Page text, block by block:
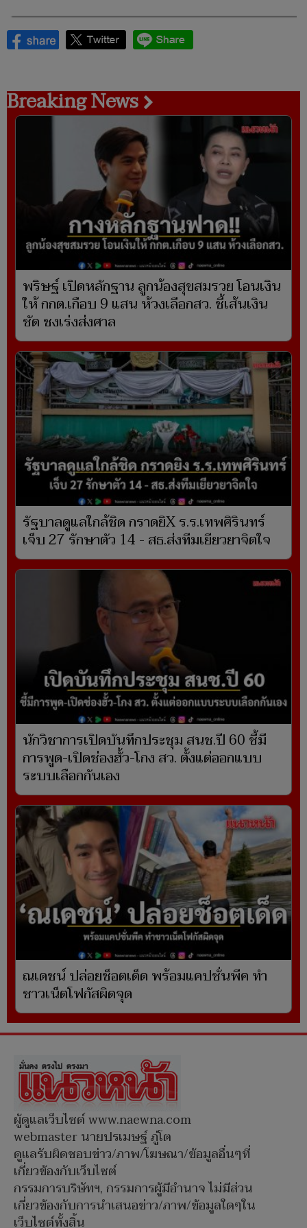
Breaking News
พริษฐ์ เปิดหลักฐาน ลูกน้องสุขสมรวย โอนเงิน
ให้ กกต.เกือบ 9 แสน ห้วงเลือกสว. ชี้เส้นเงิน
ชัด ชงเร่งส่งศาล
รัฐบาลดูแลใกล้ชิด กราดยิX ร.ร.เทพศิรินทร์
เจ็บ 27 รักษาตัว 14 - สธ.ส่งทีมเยียวยาจิตใจ
นักวิชาการเปิดบันทึกประชุม สนช.ปี 60 ชี้มี
การพูด-เปิดช่องฮั้ว-โกง สว. ตั้งแต่ออกแบบ
ระบบเลือกกันเอง
ณเดชน์ ปล่อยช็อตเด็ด พร้อมแคปชั่นพีค ทำ
ชาวเน็ตโฟกัสผิดจุด
ผู้ดูแลเว็บไซต์ www.naewna.com
webmaster นายปรเมษฐ์ ภู่โต
ดูแลรับผิดชอบข่าว/ภาพ/โฆษณา/ข้อมูลอื่นๆที่
เกี่ยวข้องกับเว็บไซต์
กรรมการบริษัทฯ, กรรมการผู้มีอำนาจ ไม่มีส่วน
เกี่ยวข้องกับการนำเสนอข่าว/ภาพ/ข้อมูลใดๆใน
เว็บไซต์ทั้งสิ้น